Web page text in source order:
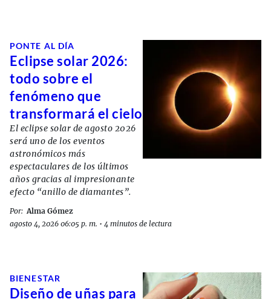
PONTE AL DÍA
Eclipse solar 2026:
todo sobre el
fenómeno que
transformará el cielo
El eclipse solar de agosto 2026
será uno de los eventos
astronómicos más
espectaculares de los últimos
años gracias al impresionante
efecto “anillo de diamantes”.
Por: Alma Gómez
agosto 4, 2026 06:05 p. m. • 4 minutos de lectura
BIENESTAR
Diseño de uñas para